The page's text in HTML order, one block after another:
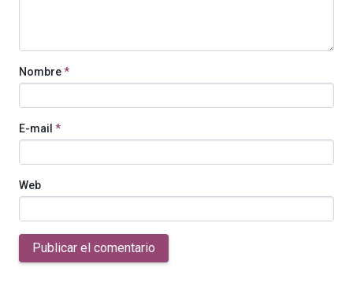
Nombre*
E-mail *
Web
Publicar el comentario